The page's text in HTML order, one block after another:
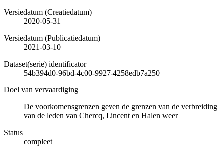
Versiedatum (Creatiedatum)
2020-05-31
Versiedatum (Publicatiedatum)
2021-03-10
Dataset(serie) identificator
54b394d0-96bd-4c00-9927-4258edb7a250
Doel van vervaardiging
De voorkomensgrenzen geven de grenzen van de verbreiding
van de leden van Chercq, Lincent en Halen weer
Status
compleet